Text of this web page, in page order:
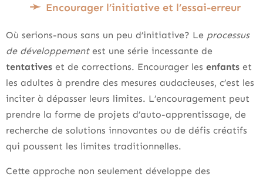
Encourager l’initiative et l’essai-erreur
Où serions-nous sans un peu d’initiative? Le processus
de développementest une série incessante de
tentatives et de corrections. Encourager les enfants et
les adultes à prendre des mesures audacieuses, c’est les
inciter à dépasser leurs limites. L’encouragement peut
prendre la forme de projets d’auto-apprentissage, de
recherche de solutions innovantes ou de défis créatifs
qui poussent les limites traditionnelles.
Cette approche non seulement développe des